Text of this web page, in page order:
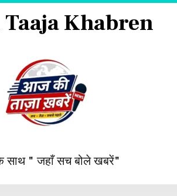
Khabren
साथ " जहाँ सच बोले खबरें"